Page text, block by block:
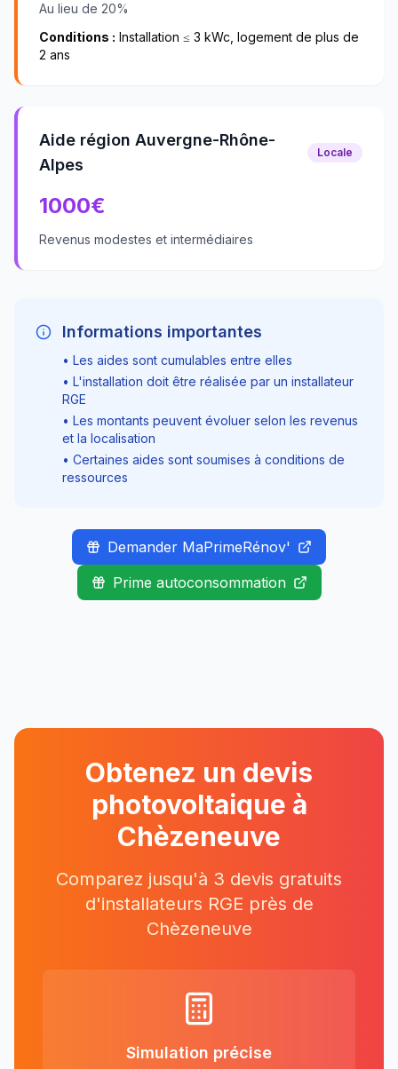
Au lieu de 20%
Conditions : Installation ≤ 3 kWc, logement de plus de
2 ans
Aide région Auvergne-Rhône-
Alpes
Locale
1000€
Revenus modestes et intermédiaires
Informations importantes
• Les aides sont cumulables entre elles
• L'installation doit être réalisée par un installateur
RGE
• Les montants peuvent évoluer selon les revenus
et la localisation
• Certaines aides sont soumises à conditions de
ressources
Demander MaPrimeRénov'
Prime autoconsommation
Obtenez un devis
photovoltaique à
Chèzeneuve
Comparez jusqu'à 3 devis gratuits
d'installateurs RGE près de
Chèzeneuve
Simulation précise